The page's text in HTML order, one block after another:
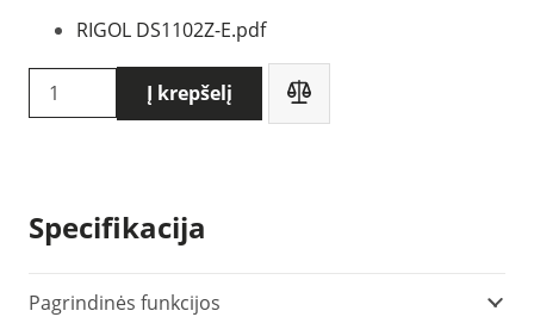
RIGOL DS1102Z-E.pdf
produkto
kiekis:
oscilografas
Į krepšelį
Specifikacija
Pagrindinės funkcijos